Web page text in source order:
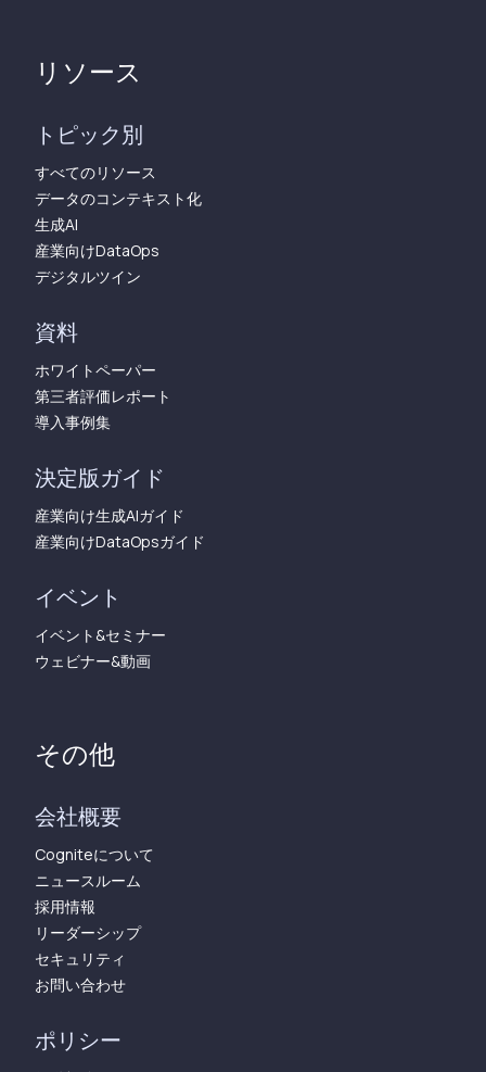
リソース
トピック別
すべてのリソース
データのコンテキスト化
生成AI
産業向けDataOps
デジタルツイン
資料
ホワイトペーパー
第三者評価レポート
導入事例集
決定版ガイド
産業向け生成AIガイド
産業向けDataOpsガイド
イベント
イベント&セミナー
ウェビナー&動画
その他
会社概要
Cogniteについて
ニュースルーム
採用情報
リーダーシップ
セキュリティ
お問い合わせ
ポリシー